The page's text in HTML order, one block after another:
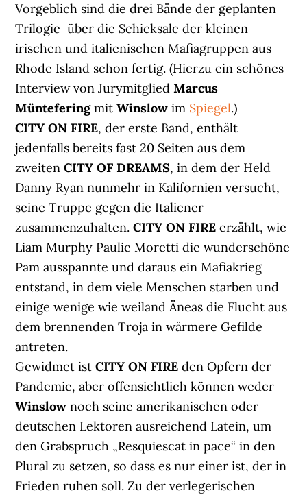
Vorgeblich sind die drei Bände der geplanten
Trilogie über die Schicksale der kleinen
irischen und italienischen Mafiagruppen aus
Rhode Island schon fertig. (Hierzu ein schönes
Interview von JurymitgliedMarcus
MünteferingmitWinslow im Spiegel.)
CITY ON FIRE, der erste Band, enthält
jedenfalls bereits fast 20 Seiten aus dem
zweitenCITY OF DREAMS, in dem der Held
Danny Ryan nunmehr in Kalifornien versucht,
seine Truppe gegen die Italiener
zusammenzuhalten.CITY ON FIREerzählt, wie
Liam Murphy Paulie Moretti die wunderschöne
Pam ausspannte und daraus ein Mafiakrieg
entstand, in dem viele Menschen starben und
einige wenige wie weiland Äneas die Flucht aus
dem brennenden Troja in wärmere Gefilde
antreten.
Gewidmet istCITY ON FIREden Opfern der
Pandemie, aber offensichtlich können weder
Winslow noch seine amerikanischen oder
deutschen Lektoren ausreichend Latein, um
den Grabspruch „Resquiescat in pace“ in den
Plural zu setzen, so dass es nur einer ist, der in
Frieden ruhen soll. Zu der verlegerischen